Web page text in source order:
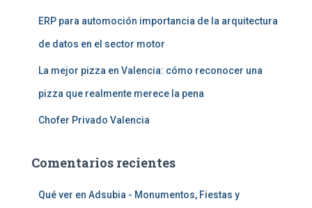
ERP para automoción importancia de la arquitectura
de datos en el sector motor
La mejor pizza en Valencia: cómo reconocer una
pizza que realmente merece la pena
Chofer Privado Valencia
Comentarios recientes
Qué ver en Adsubia - Monumentos, Fiestas y